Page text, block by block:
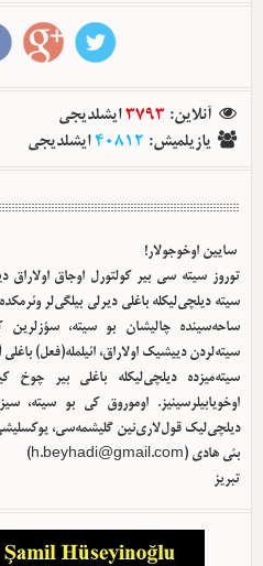
آنلاین:
3793ایشلدیجی
یازیلمیش:
40812ایشلدیجی
سایین اوخوجولار!
توروز سیته سی بیر کولتورل اوجاق اولا‌راق
سیته دیلچی‌لیکله باغلی دیرلی بیلگی‌لر
ساحه‌سینده چالیشان بو سیته، سؤزلرین
سیته‌لردن دییشیک اولا‌راق، ائیلمله(فعل) باغلی
سیته‌میزده دیلچی‌لیکله باغلی بیر چوخ
اوخویابیلرسینیز. اوموروق کی بو سیته،
دیلچی‌لیک قول‌لاری‌نین گلیشمه‌سی، یوکسلیشی
بئی هادی (h.beyhadi@gmail.com
)
تبریز